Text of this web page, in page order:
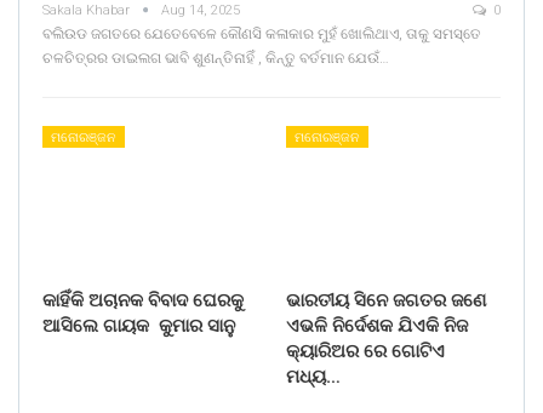
Sakala Khabar Aug 14, 2025 0
ବଲିଉଡ ଜଗତରେ ଯେତେବେଳେ କୌଣସି କଳାକାର ମୁହଁ ଖୋଲିଥାଏ, ତାକୁ ସମସ୍ତେ
ଚଳଚିତ୍ରର ଡାଇଲଗ ଭାବି ଶୁଣନ୍ତିନାହିଁ , କିନ୍ତୁ ବର୍ତମାନ ଯେଉଁ…
ମନୋରଞ୍ଜନ
କାହିଁକି ଅଚାନକ ବିବାଦ ଘେରକୁ
ଆସିଲେ ଗାୟକ କୁମାର ସାନୁ
ମନୋରଞ୍ଜନ
ଭାରତୀୟ ସିନେ ଜଗତର ଜଣେ
ଏଭଳି ନିର୍ଦେଶକ ଯିଏକି ନିଜ
କ୍ୟାରିଅର ରେ ଗୋଟିଏ
ମଧ୍ୟ…